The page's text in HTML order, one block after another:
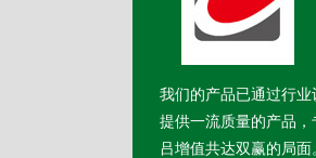
我们的产品已通过行
提供一流质量的产品
吕增值共达双赢的局